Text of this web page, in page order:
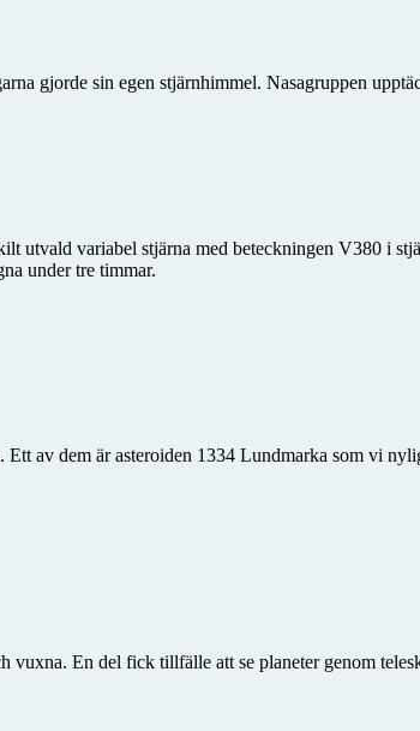
gjorde sin egen stjärnhimmel. Nasagruppen
utvald variabel stjärna med beteckningen V380 i
under tre timmar.
av dem är asteroiden 1334 Lundmarka som vi
vuxna. En del fick tillfälle att se planeter genom